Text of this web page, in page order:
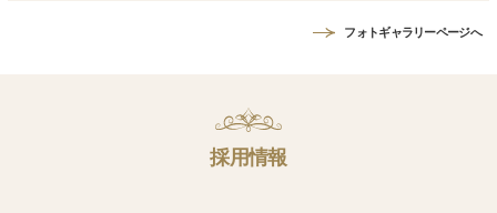
フォトギャラリーページへ
採用情報